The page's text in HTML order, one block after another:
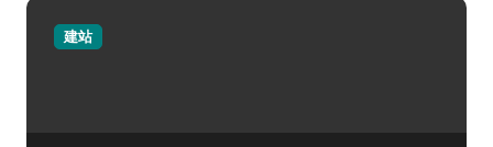
建站